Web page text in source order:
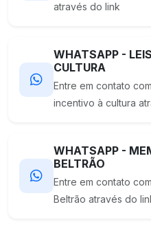
através do link
WHATSAPP -
CULTURA
Entre em contato
incentivo à cultura
WHATSAPP -
BELTRÃO
Entre em contato
Beltrão através do